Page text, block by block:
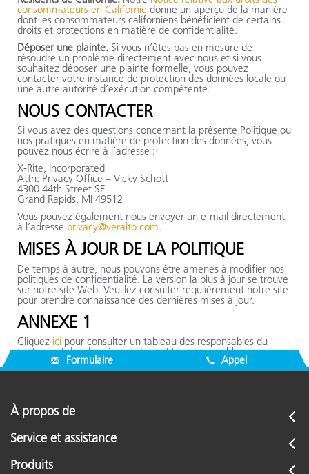
consommateurs en Californie donne un aperçu de la manière
dont les consommateurs californiens bénéficient de certains
droits et protections en matière de confidentialité.
Déposer une plainte. Si vous n’êtes pas en mesure de
résoudre un problème directement avec nous et si vous
souhaitez déposer une plainte formelle, vous pouvez
contacter votre instance de protection des données locale ou
une autre autorité d’exécution compétente.
NOUS CONTACTER
Si vous avez des questions concernant la présente Politique ou
nos pratiques en matière de protection des données, vous
pouvez nous écrire à l’adresse :
X-Rite, Incorporated
Attn: Privacy Office – Vicky Schott
4300 44th Street SE
Grand Rapids, MI 49512
Vous pouvez également nous envoyer un e-mail directement
à l’adresse privacy@veralto.com.
MISES À JOUR DE LA POLITIQUE
De temps à autre, nous pouvons être amenés à modifier nos
politiques de confidentialité. La version la plus à jour se trouve
sur notre site Web. Veuillez consulter régulièrement notre site
pour prendre connaissance des dernières mises à jour.
ANNEXE 1
Cliquez ici pour consulter un tableau des responsables du
traitement des données et des entités responsables.
Formulaire Appel
À propos de
Service et assistance
Produits